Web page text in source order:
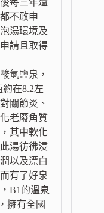
每三年還
不敢申
湯環境及
請且取得
氫鹽泉，
在8.2左
關節炎、
老廢角質
其中軟化
湯彷彿浸
以及漂白
有了好泉
B1的溫泉
擁有全國